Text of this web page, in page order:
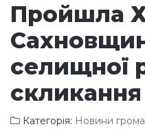
Пройшла
селищної
скликання
Категорія: Новини